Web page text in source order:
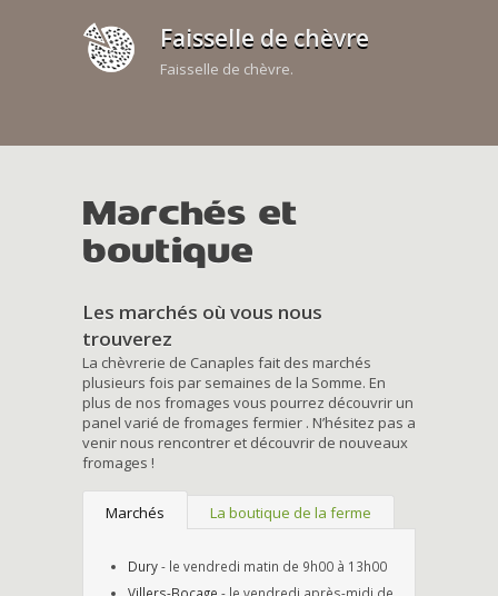
Faisselle de chèvre
Faisselle de chèvre.
Marchés et
boutique
Les marchés où vous nous
trouverez
La chèvrerie de Canaples fait des marchés
plusieurs fois par semaines de la Somme. En
plus de nos fromages vous pourrez découvrir un
panel varié de fromages fermier . N’hésitez pas a
venir nous rencontrer et découvrir de nouveaux
fromages !
Marchés La boutique de la ferme
Dury- le vendredi matin de 9h00 à 13h00